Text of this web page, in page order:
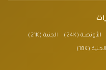
الأونصة (24K) الجنية (21K)
الجنية (18K)